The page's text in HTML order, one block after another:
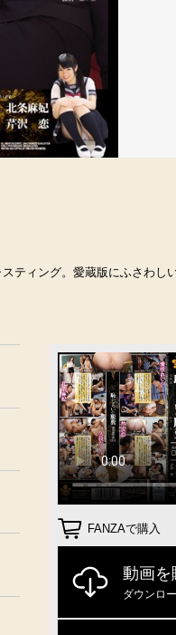
ティング。愛蔵版にふさわし
FANZAで購入
動画を
ダウンロ